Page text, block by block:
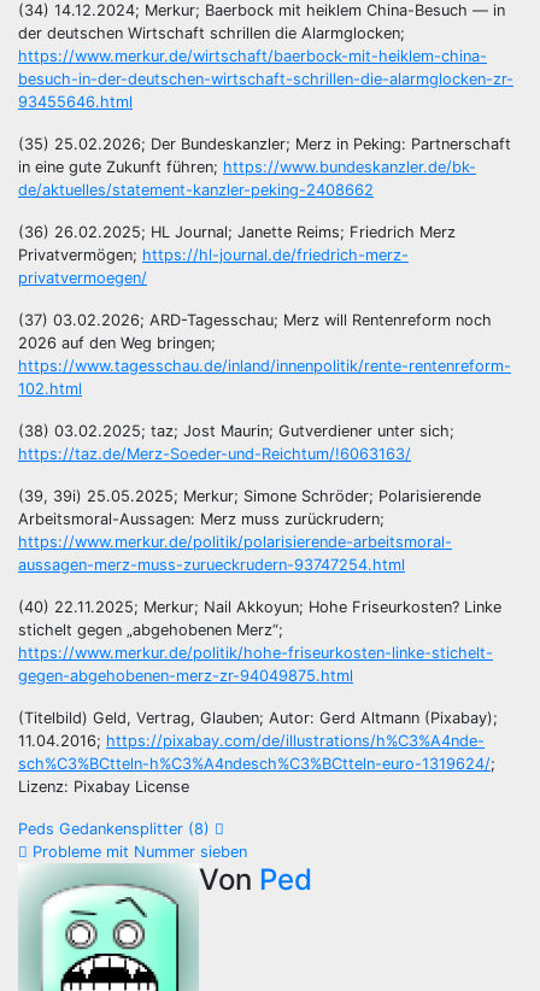
(34) 14.12.2024; Merkur; Baerbock mit heiklem China-Besuch — in
der deutschen Wirtschaft schrillen die Alarmglocken;
https://www.merkur.de/wirtschaft/baerbock-mit-heiklem-china-
besuch-in-der-deutschen-wirtschaft-schrillen-die-alarmglocken-zr-
93455646.html
(35) 25.02.2026; Der Bundeskanzler; Merz in Peking: Partnerschaft
in eine gute Zukunft führen; https://www.bundeskanzler.de/bk-
de/aktuelles/statement-kanzler-peking-2408662
(36) 26.02.2025; HL Journal; Janette Reims; Friedrich Merz
Privatvermögen; https://hl-journal.de/friedrich-merz-
privatvermoegen/
(37) 03.02.2026; ARD-Tagesschau; Merz will Rentenreform noch
2026 auf den Weg bringen;
https://www.tagesschau.de/inland/innenpolitik/rente-rentenreform-
102.html
(38) 03.02.2025; taz; Jost Maurin; Gutverdiener unter sich;
https://taz.de/Merz-Soeder-und-Reichtum/!6063163/
(39, 39i) 25.05.2025; Merkur; Simone Schröder; Polarisierende
Arbeitsmoral-Aussagen: Merz muss zurückrudern;
https://www.merkur.de/politik/polarisierende-arbeitsmoral-
aussagen-merz-muss-zurueckrudern-93747254.html
(40) 22.11.2025; Merkur; Nail Akkoyun; Hohe Friseurkosten? Linke
stichelt gegen „abgehobenen Merz“;
https://www.merkur.de/politik/hohe-friseurkosten-linke-stichelt-
gegen-abgehobenen-merz-zr-94049875.html
(Titelbild) Geld, Vertrag, Glauben; Autor: Gerd Altmann (Pixabay);
11.04.2016; https://pixabay.com/de/illustrations/h%C3%A4nde-
sch%C3%BCtteln-h%C3%A4ndesch%C3%BCtteln-euro-1319624/;
Lizenz: Pixabay License
Beitragsnavigation
Peds Gedankensplitter (8)
Probleme mit Nummer sieben
Von Ped